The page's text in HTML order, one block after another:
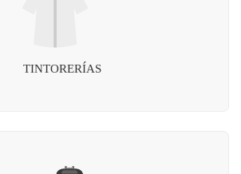
TINTORERÍAS